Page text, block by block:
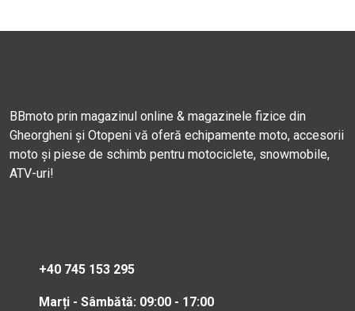
BBmoto prin magazinul online & magazinele fizice din
Gheorgheni și Otopeni vă oferă echipamente moto, accesorii
moto și piese de schimb pentru motociclete, snowmobile,
ATV-uri!
+40 745 153 295
Marți - Sâmbătă: 09:00 - 17:00